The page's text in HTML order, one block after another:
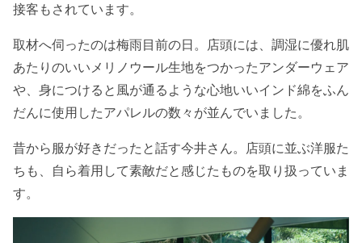
接客もされています。
取材へ伺ったのは梅雨目前の日。店頭には、調湿に優れ肌
あたりのいいメリノウール生地をつかったアンダーウェア
や、身につけると風が通るような心地いいインド綿をふん
だんに使用したアパレルの数々が並んでいました。
昔から服が好きだったと話す今井さん。店頭に並ぶ洋服た
ちも、自ら着用して素敵だと感じたものを取り扱っていま
す。